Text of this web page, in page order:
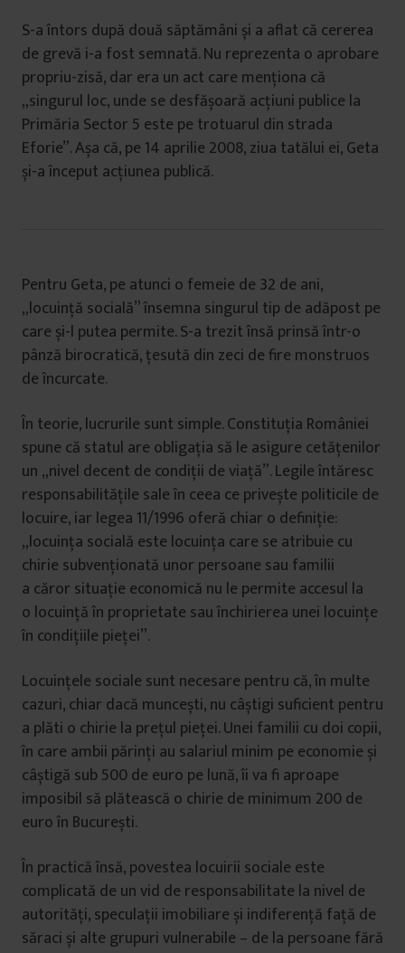
S-a întors după două săptămâni și a aflat că cererea
de grevă i-a fost semnată. Nu reprezenta o aprobare
propriu-zisă, dar era un act care menționa că
„singurul loc, unde se desfășoară acțiuni publice la
Primăria Sector 5 este pe trotuarul din strada
Eforie”. Așa că, pe 14 aprilie 2008, ziua tatălui ei, Geta
și-a început acțiunea publică.
Pentru Geta, pe atunci o femeie de 32 de ani,
„locuință socială” însemna singurul tip de adăpost pe
care și-l putea permite. S-a trezit însă prinsă într-o
pânză birocratică, țesută din zeci de fire monstruos
de încurcate.
În teorie, lucrurile sunt simple. Constituția României
spune că statul are obligația să le asigure cetățenilor
un „nivel decent de condiții de viață”. Legile întăresc
responsabilitățile sale în ceea ce privește politicile de
locuire, iar legea 11/1996 oferă chiar o definiție:
„locuința socială este locuința care se atribuie cu
chirie subvenționată unor persoane sau familii
a căror situație economică nu le permite accesul la
o locuință în proprietate sau închirierea unei locuințe
în condițiile pieței”.
Locuințele sociale sunt necesare pentru că, în multe
cazuri, chiar dacă muncești, nu câștigi suficient pentru
a plăti o chirie la prețul pieței. Unei familii cu doi copii,
în care ambii părinți au salariul minim pe economie și
câștigă sub 500 de euro pe lună, îi va fi aproape
imposibil să plătească o chirie de minimum 200 de
euro în București.
În practică însă, povestea locuirii sociale este
complicată de un vid de responsabilitate la nivel de
autorități, speculații imobiliare și indiferență față de
săraci și alte grupuri vulnerabile – de la persoane fără